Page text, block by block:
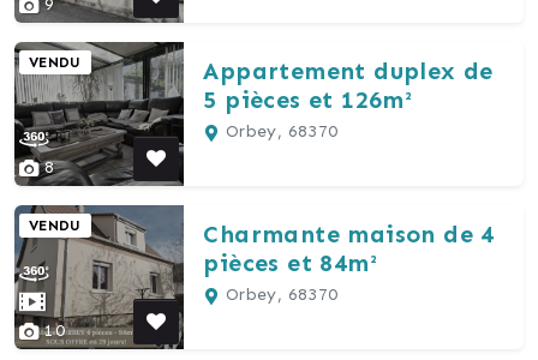
9
8
VENDU
Appartement duplex de
5 pièces et 126m²
Orbey, 68370
10
VENDU
Charmante maison de 4
pièces et 84m²
Orbey, 68370